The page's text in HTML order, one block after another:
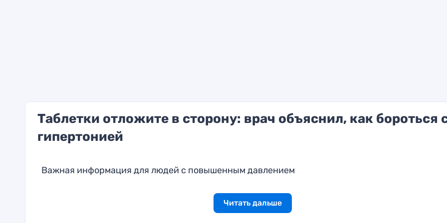
Таблетки отложите в сторону: врач объяснил, как бороться
гипертонией
Важная информация для людей с повышенным давлением
Читать дальше